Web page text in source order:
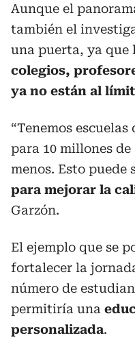
Aunque el
también el
una puerta, ya que
colegios,
ya no están al
“Tenemos
para 10 millones
menos. Esto puede
para mejorar la
Garzón.
El ejemplo que se
fortalecer la
número de
permitiría una
personalizada.